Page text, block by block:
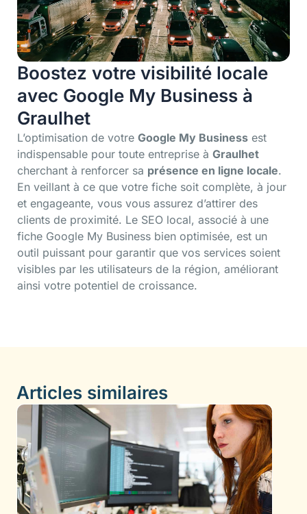
Boostez votre visibilité locale
avec Google My Business à
Graulhet
L’optimisation de votre Google My Business est
indispensable pour toute entreprise à Graulhet
cherchant à renforcer sa présence en ligne locale.
En veillant à ce que votre fiche soit complète, à jour
et engageante, vous vous assurez d’attirer des
clients de proximité. Le SEO local, associé à une
fiche Google My Business bien optimisée, est un
outil puissant pour garantir que vos services soient
visibles par les utilisateurs de la région, améliorant
ainsi votre potentiel de croissance.
Articles similaires